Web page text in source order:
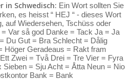
in Schwedisch: Ein Wort sollten Sie
es heisst “ HEJ “ - dieses Wort
auf Wiedersehen, Tschüss oder
Var så god Danke = Tack Ja = Ja
Du Gut = Bra Schlecht = Dålig
Höger Geradeaus = Rakt fram
Zwei = Två Drei = Tre Vier = Fyra
= Sju Acht = Åtta Neun = Nio
Bank = Bank